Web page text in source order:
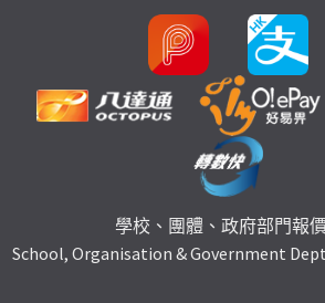
學校、團體、政府部門報
School, Organisation & Government